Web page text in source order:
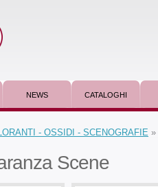
NEWS CATALOGHI
- OSSIDI - SCENOGRAFIE »
Scene